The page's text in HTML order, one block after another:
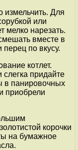
Для
или
мелко нарезать.
вместе в
по вкусу.
котлет.
придайте
в панировочных
приобрели
корочки
на бумажное